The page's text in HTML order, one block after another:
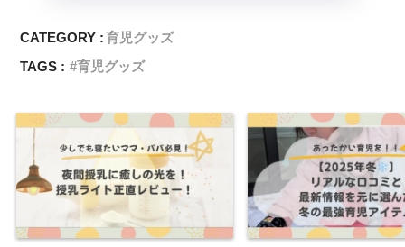
CATEGORY :育児グッズ
TAGS :
育児グッズ